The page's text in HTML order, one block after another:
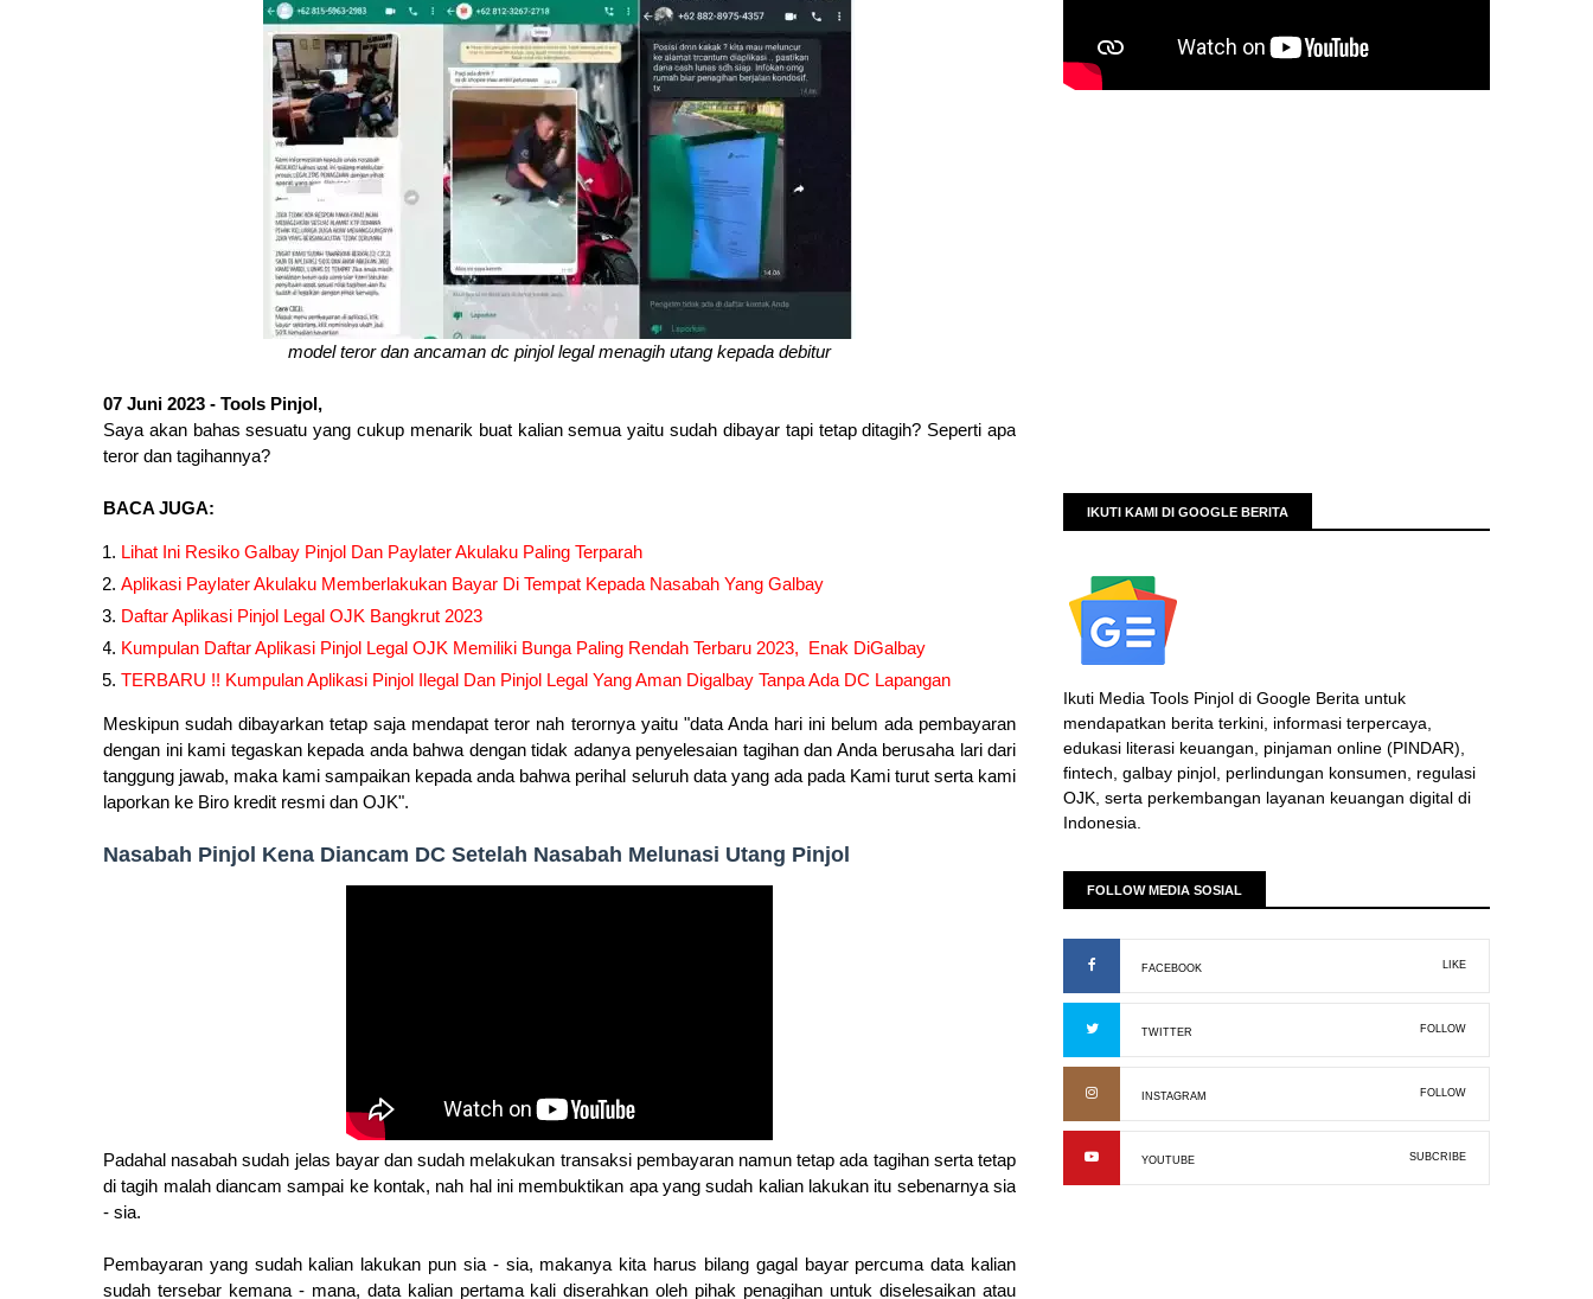
model teror dan ancaman dc pinjol legal menagih utang kepada debitur
07 Juni 2023 - Tools Pinjol,
Saya akan bahas sesuatu yang cukup menarik buat kalian semua yaitu sudah dibayar tapi tetap ditagih? Seperti apa
teror dan tagihannya?
BACA JUGA:
Lihat Ini Resiko Galbay Pinjol Dan Paylater Akulaku Paling Terparah
Aplikasi Paylater Akulaku Memberlakukan Bayar Di Tempat Kepada Nasabah Yang Galbay
Daftar Aplikasi Pinjol Legal OJK Bangkrut 2023
Kumpulan Daftar Aplikasi Pinjol Legal OJK Memiliki Bunga Paling Rendah Terbaru 2023, Enak DiGalbay
TERBARU !! Kumpulan Aplikasi Pinjol Ilegal Dan Pinjol Legal Yang Aman Digalbay Tanpa Ada DC Lapangan
Meskipun sudah dibayarkan tetap saja mendapat teror nah terornya yaitu "data Anda hari ini belum ada pembayaran
dengan ini kami tegaskan kepada anda bahwa dengan tidak adanya penyelesaian tagihan dan Anda berusaha lari dari
tanggung jawab, maka kami sampaikan kepada anda bahwa perihal seluruh data yang ada pada Kami turut serta kami
laporkan ke Biro kredit resmi dan OJK".
Nasabah Pinjol Kena Diancam DC Setelah Nasabah Melunasi Utang Pinjol
Padahal nasabah sudah jelas bayar dan sudah melakukan transaksi pembayaran namun tetap ada tagihan serta tetap
di tagih malah diancam sampai ke kontak, nah hal ini membuktikan apa yang sudah kalian lakukan itu sebenarnya sia
- sia.
Pembayaran yang sudah kalian lakukan pun sia - sia, makanya kita harus bilang gagal bayar percuma data kalian
sudah tersebar kemana - mana, data kalian pertama kali diserahkan oleh pihak penagihan untuk diselesaikan atau
IKUTI KAMI DI GOOGLE BERITA
Ikuti Media Tools Pinjol di Google Berita untuk
mendapatkan berita terkini, informasi terpercaya,
edukasi literasi keuangan, pinjaman online (PINDAR),
fintech, galbay pinjol, perlindungan konsumen, regulasi
OJK, serta perkembangan layanan keuangan digital di
Indonesia.
FOLLOW MEDIA SOSIAL
FACEBOOK LIKE
TWITTER FOLLOW
INSTAGRAM FOLLOW
YOUTUBE SUBCRIBE